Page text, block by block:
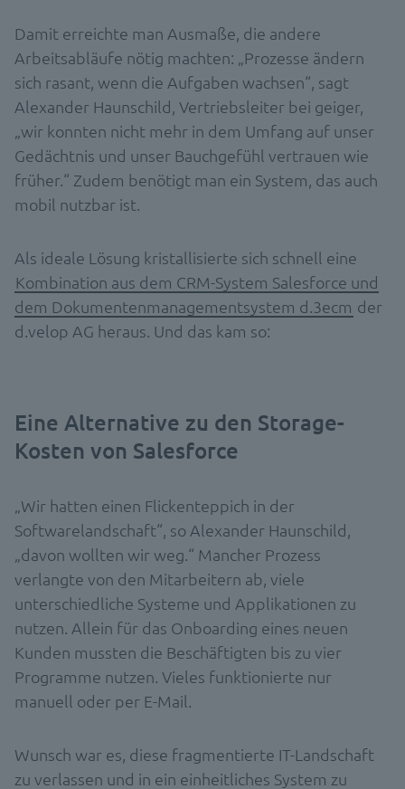
Damit erreichte man Ausmaße, die andere
Arbeitsabläufe nötig machten: „Prozesse ändern
sich rasant, wenn die Aufgaben wachsen“, sagt
Alexander Haunschild, Vertriebsleiter bei geiger,
„wir konnten nicht mehr in dem Umfang auf unser
Gedächtnis und unser Bauchgefühl vertrauen wie
früher.“ Zudem benötigt man ein System, das auch
mobil nutzbar ist.
Als ideale Lösung kristallisierte sich schnell eine
Kombination aus dem CRM-System Salesforce und
dem Dokumentenmanagementsystem d.3ecm der
d.velop AG heraus. Und das kam so:
Eine Alternative zu den Storage-
Kosten von Salesforce
„Wir hatten einen Flickenteppich in der
Softwarelandschaft“, so Alexander Haunschild,
„davon wollten wir weg.“ Mancher Prozess
verlangte von den Mitarbeitern ab, viele
unterschiedliche Systeme und Applikationen zu
nutzen. Allein für das Onboarding eines neuen
Kunden mussten die Beschäftigten bis zu vier
Programme nutzen. Vieles funktionierte nur
manuell oder per E-Mail.
Wunsch war es, diese fragmentierte IT-Landschaft
zu verlassen und in ein einheitliches System zu